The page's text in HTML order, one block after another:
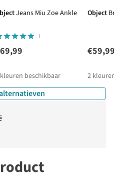
Jeans Miu Zoe Ankle
1
kleuren beschikbaar
%
Object
€59,99
2